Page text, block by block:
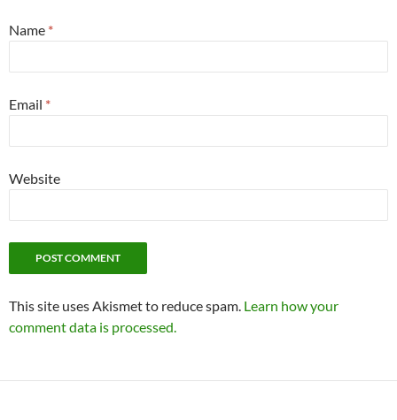
Name *
Email *
Website
This site uses Akismet to reduce spam. Learn how your
comment data is processed.